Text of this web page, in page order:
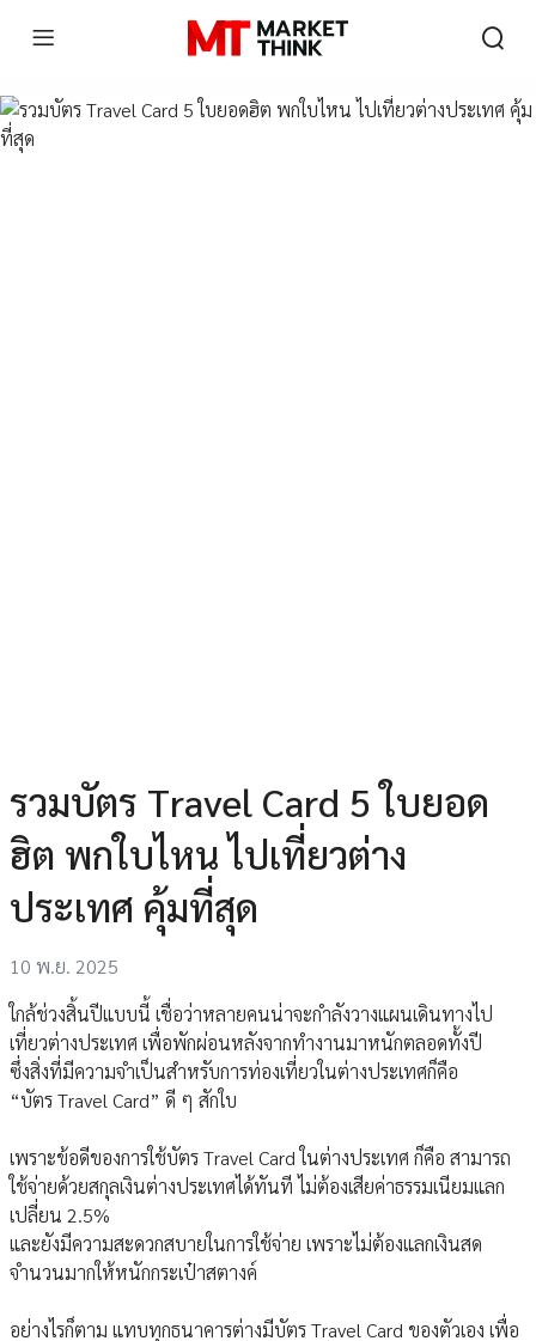
รวมบัตร Travel Card 5 ใบยอด
ฮิต พกใบไหน ไปเที่ยวต่าง
ประเทศ คุ้มที่สุด
10 พ.ย. 2025
ใกล้ช่วงสิ้นปีแบบนี้ เชื่อว่าหลายคนน่าจะกำลังวางแผนเดินทางไป
เที่ยวต่างประเทศ เพื่อพักผ่อนหลังจากทำงานมาหนักตลอดทั้งปี
ซึ่งสิ่งที่มีความจำเป็นสำหรับการท่องเที่ยวในต่างประเทศก็คือ
“บัตร Travel Card” ดี ๆ สักใบ
เพราะข้อดีของการใช้บัตร Travel Card ในต่างประเทศ ก็คือ สามารถ
ใช้จ่ายด้วยสกุลเงินต่างประเทศได้ทันที ไม่ต้องเสียค่าธรรมเนียมแลก
เปลี่ยน 2.5%
และยังมีความสะดวกสบายในการใช้จ่าย เพราะไม่ต้องแลกเงินสด
จำนวนมากให้หนักกระเป๋าสตางค์
อย่างไรก็ตาม แทบทุกธนาคารต่างมีบัตร Travel Card ของตัวเอง เพื่อ